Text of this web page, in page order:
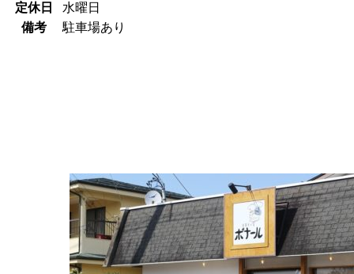
定休日
水曜日
備考
駐車場あり